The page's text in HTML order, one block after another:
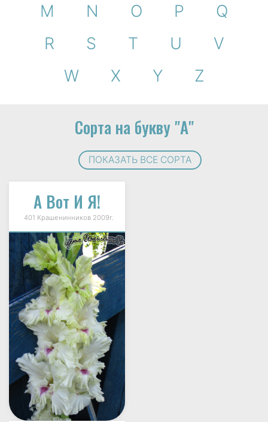
M
N O P
Q
R
S T U
V
W
X Y Z
Сорта на букву "А"
ПОКАЗАТЬ ВСЕ СОРТА
А Вот И Я!
401 Крашенинников 2009г.